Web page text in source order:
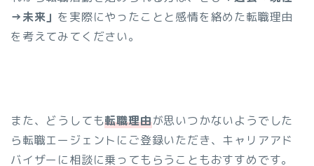
→未来」 を実際にやったことと感情を絡めた転職理由
を考えてみてください。
また、どうしても転職理由が思いつかないようでした
ら転職エージェントにご登録いただき、キャリアアド
バイザーに相談に乗ってもらうこともおすすめです。